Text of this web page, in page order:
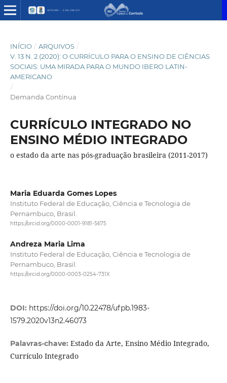
INÍCIO / ARQUIVOS /
V. 13 N. 2 (2020): O CURRÍCULO PARA O ENSINO DE CIÊNCIAS
SOCIAIS: UMA MIRADA PARA O MUNDO IBERO LATIN-
AMERICANO
/
Demanda Contínua
CURRÍCULO INTEGRADO NO
ENSINO MÉDIO INTEGRADO
o estado da arte nas pós-graduação brasileira (2011-2017)
Maria Eduarda Gomes Lopes
Instituto Federal de Educação, Ciência e Tecnologia de
Pernambuco, Brasil.
https://orcid.org/0000-0001-9181-5675
Andreza Maria Lima
Instituto Federal de Educação, Ciência e Tecnologia de
Pernambuco, Brasil.
https://orcid.org/0000-0003-0254-731X
DOI: https://doi.org/10.22478/ufpb.1983-
1579.2020v13n2.46073
Palavras-chave: Estado da Arte, Ensino Médio Integrado,
Currículo Integrado